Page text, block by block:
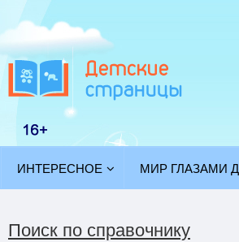
ИНТЕРЕСНОЕ МИР ГЛАЗАМИ
Поиск по справочнику